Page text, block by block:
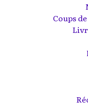
Coups